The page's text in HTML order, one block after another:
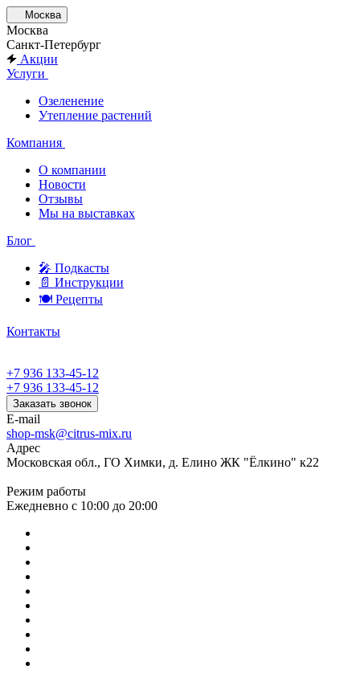
Москва
Москва
Санкт-Петербург
Акции
Услуги
Озеленение
Утепление растений
Компания
О компании
Новости
Отзывы
Мы на выставках
Блог
🎤︎︎ Подкасты
📄 Инструкции
🍽 Рецепты
Контакты
+7 936 133-45-12
+7 936 133-45-12
Заказать звонок
E-mail
shop-msk@citrus-mix.ru
Адрес
Московская обл., ГО Химки, д. Елино ЖК "Ёлкино" к22
Режим работы
Ежедневно с 10:00 до 20:00